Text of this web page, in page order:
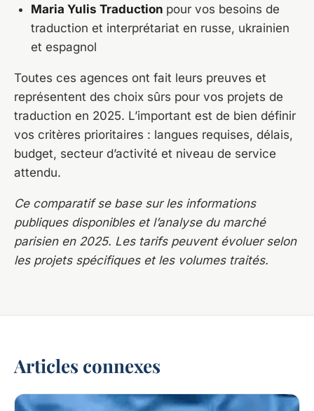
Maria Yulis Traduction pour vos besoins de
traduction et interprétariat en russe, ukrainien
et espagnol
Toutes ces agences ont fait leurs preuves et
représentent des choix sûrs pour vos projets de
traduction en 2025. L’important est de bien définir
vos critères prioritaires : langues requises, délais,
budget, secteur d’activité et niveau de service
attendu.
Ce comparatif se base sur les informations
publiques disponibles et l’analyse du marché
parisien en 2025. Les tarifs peuvent évoluer selon
les projets spécifiques et les volumes traités.
Articles connexes